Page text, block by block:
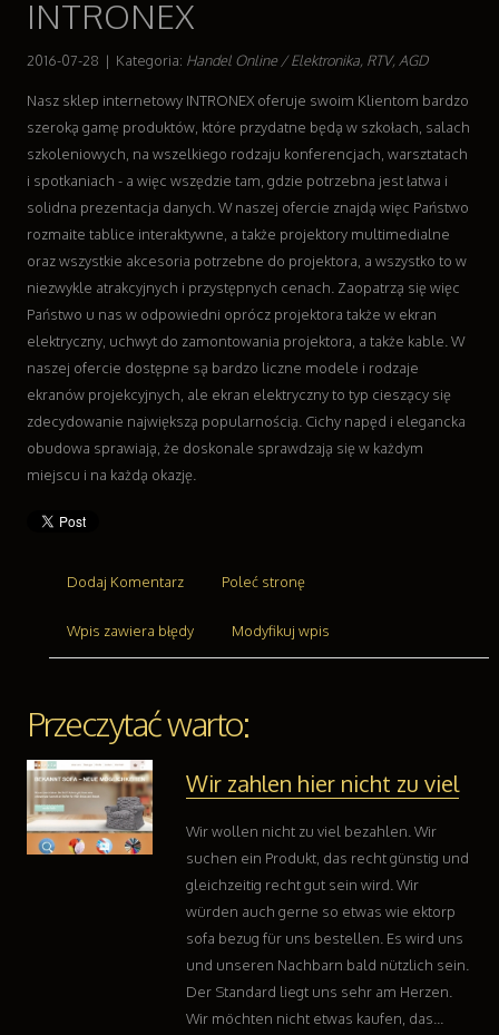
Wyposażenie Wnętrz
Wyposażenie Łazienki
Sport
Elektronika, RTV, AGD
Art. Dla Zwierząt
Ogród, Rośliny
Chemia
Art. Spożywcze
Materiały Eksploatacyjne
Inne Sklepy
Sprzęt
Maszyny
Przemysł Metalowy
Transport
Salony, Komisy
Agencje Reklamowe
Ruch
Hobby
Zajęcia Sportowe i Rekreacyjne
Branże
Informatyczne
Restauracje, Catering
Fotografia
Adwokaci, Porady Prawne
Ślub i Wesele
Weterynaryjne, Hodowla Zwierząt
INTRONEX
2016-07-28 | Kategoria: Handel Online / Elektronika, RTV, AGD
Nasz sklep internetowy INTRONEX oferuje swoim Klientom bardzo
szeroką gamę produktów, które przydatne będą w szkołach, salach
szkoleniowych, na wszelkiego rodzaju konferencjach, warsztatach
i spotkaniach - a więc wszędzie tam, gdzie potrzebna jest łatwa i
solidna prezentacja danych. W naszej ofercie znajdą więc Państwo
rozmaite tablice interaktywne, a także projektory multimedialne
oraz wszystkie akcesoria potrzebne do projektora, a wszystko to w
niezwykle atrakcyjnych i przystępnych cenach. Zaopatrzą się więc
Państwo u nas w odpowiedni oprócz projektora także w ekran
elektryczny, uchwyt do zamontowania projektora, a także kable. W
naszej ofercie dostępne są bardzo liczne modele i rodzaje
ekranów projekcyjnych, ale ekran elektryczny to typ cieszący się
zdecydowanie największą popularnością. Cichy napęd i elegancka
obudowa sprawiają, że doskonale sprawdzają się w każdym
miejscu i na każdą okazję.
Dodaj Komentarz Poleć stronę
Wpis zawiera błędy Modyfikuj wpis
Przeczytać warto:
Wir zahlen hier nicht zu viel
Wir wollen nicht zu viel bezahlen. Wir
suchen ein Produkt, das recht günstig und
gleichzeitig recht gut sein wird. Wir
würden auch gerne so etwas wie ektorp
sofa bezug für uns bestellen. Es wird uns
und unseren Nachbarn bald nützlich sein.
Der Standard liegt uns sehr am Herzen.
Wir möchten nicht etwas kaufen, das...